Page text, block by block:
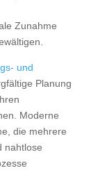
Zunahme
und
Planung
Moderne
die mehrere
nahtlose